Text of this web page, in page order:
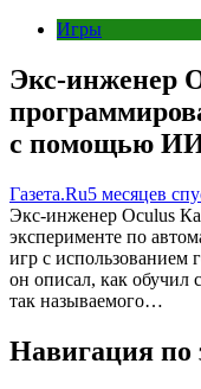
Игры
Экс-инженер
с помощью
Газета.Ru5 месяцев
Экс-инженер Oculus
эксперименте по
игр с использованием
он описал, как обучил
так называемого…
Навигация по